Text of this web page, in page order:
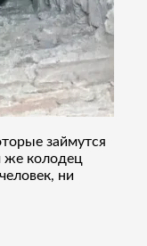
займутся
же колодец
ни